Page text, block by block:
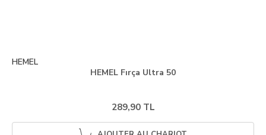
HEMEL
HEMEL Fırça Ultra 50
289,90 TL